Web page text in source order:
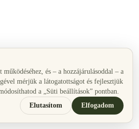
és – a hozzájárulásoddal – a
mérjük a látogatottságot és fejlesztjük
a „Süti beállítások” pontban.
Elutasítom
Elfogadom